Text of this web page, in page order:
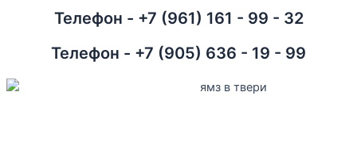
Телефон - +7 (961) 161 - 99 - 32
Телефон - +7 (905) 636 - 19 - 99